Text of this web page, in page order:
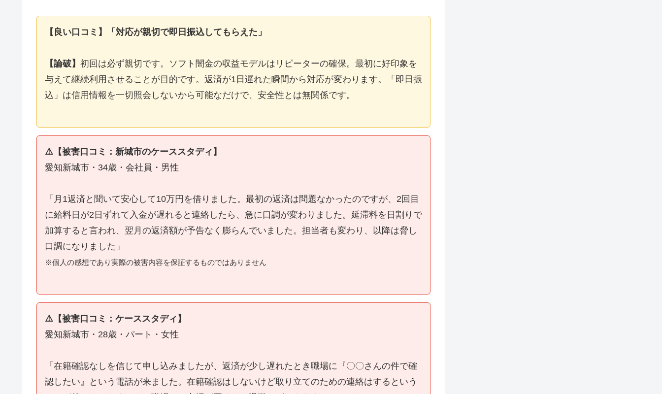
【良い口コミ】「対応が親切で即日振込してもらえた」
【論破】 初回は必ず親切です。ソフト闇金の収益モデルはリピーターの確保。最初に好印象を
与えて継続利用させることが目的です。返済が1日遅れた瞬間から対応が変わります。「即日振
込」は信用情報を一切照会しないから可能なだけで、安全性とは無関係です。
⚠️【被害口コミ：新城市のケーススタディ】
愛知新城市・34歳・会社員・男性
「月1返済と聞いて安心して10万円を借りました。最初の返済は問題なかったのですが、2回目
に給料日が2日ずれて入金が遅れると連絡したら、急に口調が変わりました。延滞料を日割りで
加算すると言われ、翌月の返済額が予告なく膨らんでいました。担当者も変わり、以降は脅し
口調になりました」
※個人の感想であり実際の被害内容を保証するものではありません
⚠️【被害口コミ：ケーススタディ】
愛知新城市・28歳・パート・女性
「在籍確認なしを信じて申し込みましたが、返済が少し遅れたとき職場に『〇〇さんの件で確
認したい』という電話が来ました。在籍確認はしないけど取り立てのための連絡はするという